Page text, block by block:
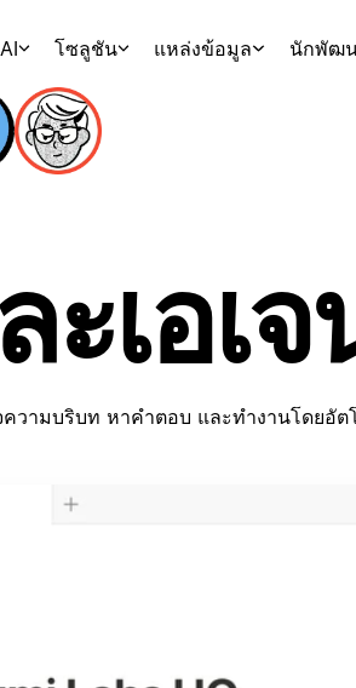
AI โซลูชัน แหล่งข้อมูล นักพัฒ
เอเ
ความบริบท หาคำตอบ และทำงานโดยอั